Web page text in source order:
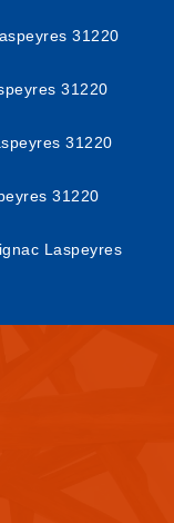
31220
31220
31220
31220
Laspeyres